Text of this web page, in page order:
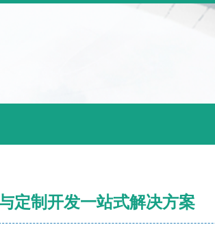
定制开发一站式解决方案